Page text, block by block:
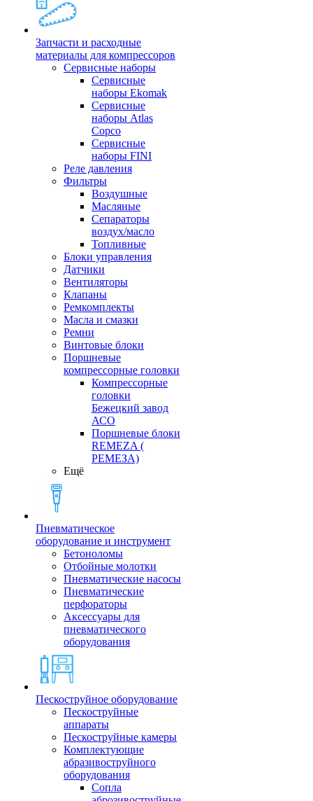
Запчасти и расходные
материалы для компрессоров
Cервисные наборы
Сервисные
наборы Ekomak
Cервисные
наборы Atlas
Copco
Сервисные
наборы FINI
Реле давления
Фильтры
Воздушные
Масляные
Сепараторы
воздух/масло
Топливные
Блоки управления
Датчики
Вентиляторы
Клапаны
Ремкомплекты
Масла и смазки
Ремни
Винтовые блоки
Поршневые
компрессорные головки
Компрессорные
головки
Бежецкий завод
АСО
Поршневые блоки
REMEZA (
РЕМЕЗА)
Ещё
Пневматическое
оборудование и инструмент
Бетоноломы
Отбойные молотки
Пневматические насосы
Пневматические
перфораторы
Аксессуары для
пневматического
оборудования
Пескоструйное оборудование
Пескоструйные
аппараты
Пескоструйные камеры
Комплектующие
абразивоструйного
оборудования
Сопла